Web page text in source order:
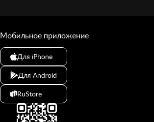
Мобильное приложение
Для iPhone
Для Android
RuStore